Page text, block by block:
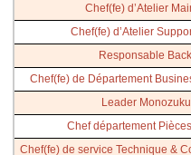
Chef(fe) d’Atelier
Chef(fe) d’Atelier
Responsable
Chef(fe) de Département
Leader
Chef département
Chef(fe) de service Technique &